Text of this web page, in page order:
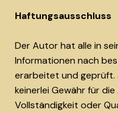
Haftungsausschluss
Der Autor hat alle in
Informationen nach
erarbeitet und
keinerlei Gewähr für
Vollständigkeit oder